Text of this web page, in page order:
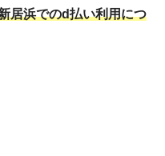
居浜でのd払い利用につ